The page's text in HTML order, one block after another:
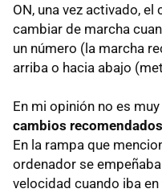
ON, una vez activado,
cambiar de marcha
un número (la marcha
arriba o hacia abajo
En mi opinión no es
cambios
En la rampa que
ordenador se
velocidad cuando iba